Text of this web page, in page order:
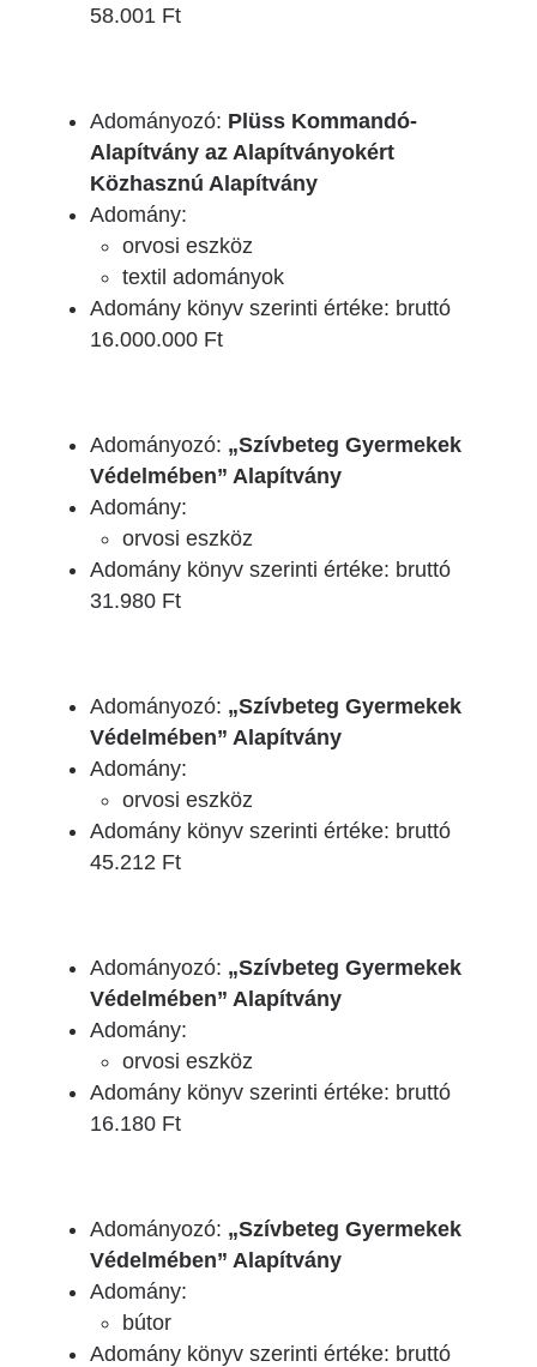
58.001 Ft
Adományozó: Plüss Kommandó-
Alapítvány az Alapítványokért
Közhasznú Alapítvány
Adomány:
orvosi eszköz
textil adományok
Adomány könyv szerinti értéke: bruttó
16.000.000 Ft
Adományozó: „Szívbeteg Gyermekek
Védelmében” Alapítvány
Adomány:
orvosi eszköz
Adomány könyv szerinti értéke: bruttó
31.980 Ft
Adományozó: „Szívbeteg Gyermekek
Védelmében” Alapítvány
Adomány:
orvosi eszköz
Adomány könyv szerinti értéke: bruttó
45.212 Ft
Adományozó: „Szívbeteg Gyermekek
Védelmében” Alapítvány
Adomány:
orvosi eszköz
Adomány könyv szerinti értéke: bruttó
16.180 Ft
Adományozó: „Szívbeteg Gyermekek
Védelmében” Alapítvány
Adomány:
bútor
Adomány könyv szerinti értéke: bruttó